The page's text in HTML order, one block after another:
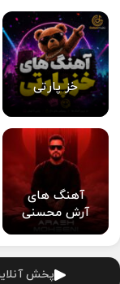
خز پارتی
آهنگ های
آرش محسنی
پخش